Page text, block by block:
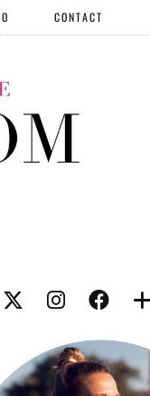
CONTACT